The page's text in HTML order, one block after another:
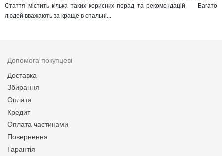
Стаття містить кілька таких корисних порад та рекомендацій. Багато
людей вважають за краще в спальні...
Допомога покупцеві
Доставка
Збирання
Оплата
Кредит
Оплата частинами
Повернення
Гарантія